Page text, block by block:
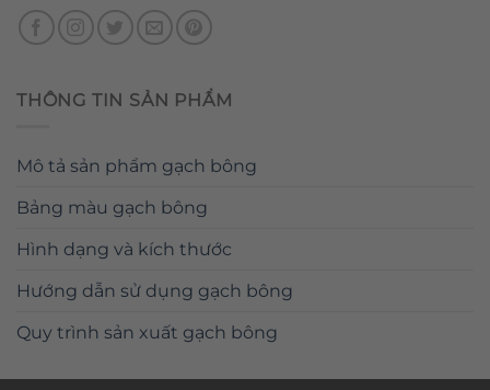
THÔNG TIN SẢN PHẨM
Mô tả sản phẩm gạch bông
Bảng màu gạch bông
Hình dạng và kích thước
Hướng dẫn sử dụng gạch bông
Quy trình sản xuất gạch bông